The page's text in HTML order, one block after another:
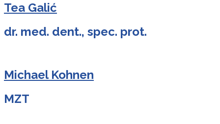
Tea Galić
dr. med. dent., spec. prot.
Michael Kohnen
MZT